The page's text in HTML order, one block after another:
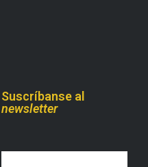
Suscríbanse al
newsletter